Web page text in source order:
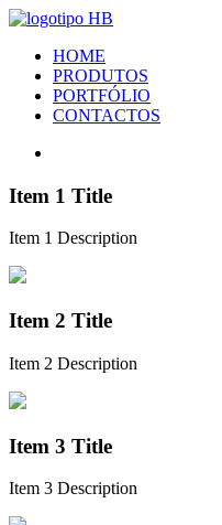
HOME
PRODUTOS
PORTFÓLIO
CONTACTOS
Item 1 Title
Item 1 Description
Item 2 Title
Item 2 Description
Item 3 Title
Item 3 Description